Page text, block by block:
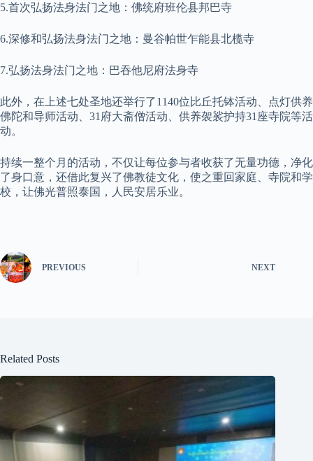
5.首次弘扬法身法门之地：佛统府班伦县邦巴寺
6.深修和弘扬法身法门之地：曼谷帕世乍能县北榄寺
7.弘扬法身法门之地：巴吞他尼府法身寺
此外，在上述七处圣地还举行了1140位比丘托钵活动、点灯供养
佛陀和导师活动、31府大斋僧活动、供养袈裟护持31座寺院等活
动。
持续一整个月的活动，不仅让每位参与者收获了无量功德，净化
了身口意，还借此复兴了佛教徒文化，使之重回家庭、寺院和学
校，让佛光普照泰国，人民安居乐业。
PREVIOUS NEXT
Related Posts